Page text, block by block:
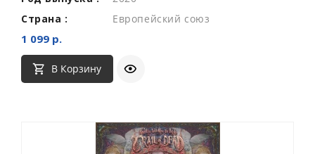
Страна :
Европейский союз
1 099 р.
В Корзину